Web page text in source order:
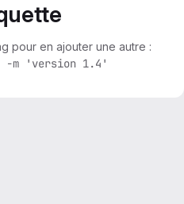
pour en ajouter une autre :
m 'version 1.4'